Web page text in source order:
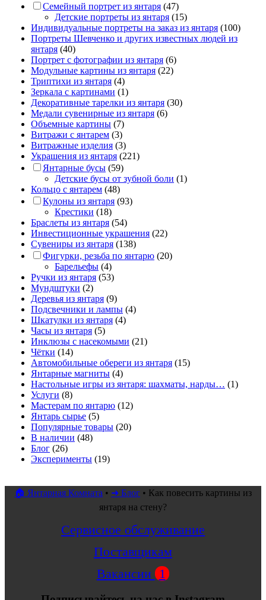
Семейный портрет из янтаря (47)
Детские портреты из янтаря (15)
Индивидуальные портреты на заказ из янтаря (100)
Портреты Шевченко и других известных людей из
янтаря (40)
Портрет c фотографии из янтаря (6)
Модульные картины из янтаря (22)
Триптихи из янтаря (4)
Зеркала с картинами (1)
Декоративные тарелки из янтаря (30)
Медали сувенирные из янтаря (6)
Объемные картины (7)
Витражи с янтарем (3)
Витражные изделия (3)
Украшения из янтаря (221)
Янтарные бусы (59)
Детские бусы от зубной боли (1)
Кольцо с янтарем (48)
Кулоны из янтаря (93)
Крестики (18)
Браслеты из янтаря (54)
Инвестиционные украшения (22)
Сувениры из янтаря (138)
Фигурки, резьба по янтарю (20)
Барельефы (4)
Ручки из янтаря (53)
Мундштуки (2)
Деревья из янтаря (9)
Подсвечники и лампы (4)
Шкатулки из янтаря (4)
Часы из янтаря (5)
Инклюзы с насекомыми (21)
Чётки (14)
Автомобильные обереги из янтаря (15)
Янтарные магниты (4)
Настольные игры из янтаря: шахматы, нарды… (1)
Услуги (8)
Мастерам по янтарю (12)
Янтарь сырье (5)
Популярные товары (20)
В наличии (48)
Блог (26)
Эксперименты (19)
🏠 Янтарная Комната • ➜ Блог • Как повесить картины из
янтаря на стену?
Сервисное обслуживание
Поставщикам
Вакансии 1